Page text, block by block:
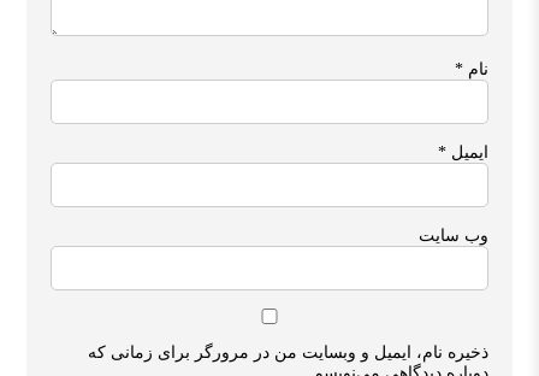
نام*
ایمیل*
وب‌ سایت
ذخیره نام، ایمیل و وبسایت من در مرورگر برای زمانی که